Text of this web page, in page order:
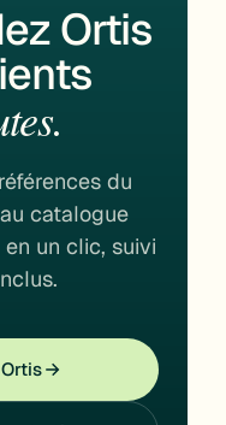
Ortis
du
catalogue
un clic, suivi